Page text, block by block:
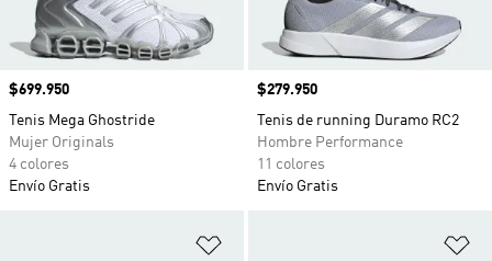
Precio
$699.950
Tenis Mega Ghostride
Mujer Originals
4 colores
Envío Gratis
Precio
$279.950
Tenis de running Duramo RC2
Hombre Performance
11 colores
Envío Gratis